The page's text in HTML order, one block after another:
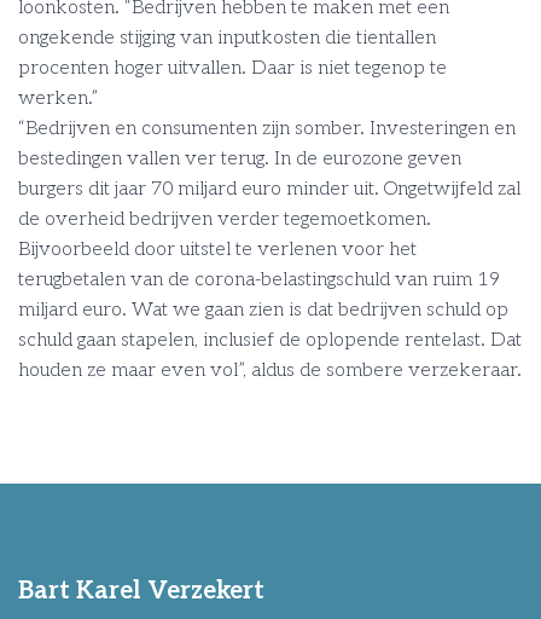
loonkosten. “Bedrijven hebben te maken met een
ongekende stijging van inputkosten die tientallen
procenten hoger uitvallen. Daar is niet tegenop te
werken.”
“Bedrijven en consumenten zijn somber. Investeringen en
bestedingen vallen ver terug. In de eurozone geven
burgers dit jaar 70 miljard euro minder uit. Ongetwijfeld zal
de overheid bedrijven verder tegemoetkomen.
Bijvoorbeeld door uitstel te verlenen voor het
terugbetalen van de corona-belastingschuld van ruim 19
miljard euro. Wat we gaan zien is dat bedrijven schuld op
schuld gaan stapelen, inclusief de oplopende rentelast. Dat
houden ze maar even vol”, aldus de sombere verzekeraar.
Bart Karel Verzekert